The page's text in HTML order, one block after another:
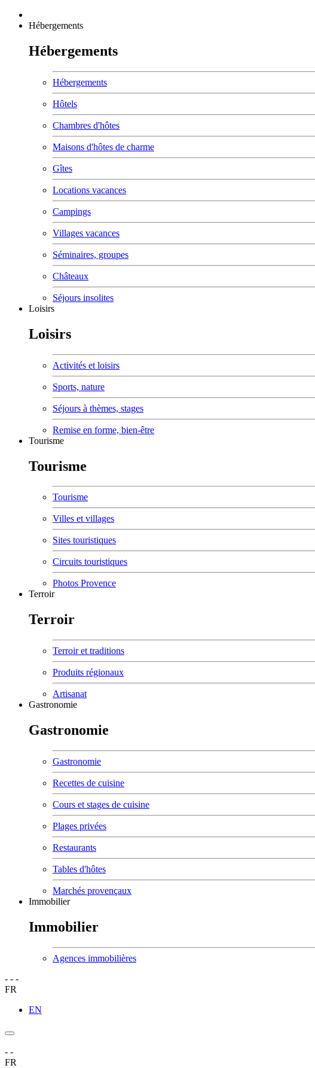
Hébergements
Hébergements
Hébergements
Hôtels
Chambres d'hôtes
Maisons d'hôtes de charme
Gîtes
Locations vacances
Campings
Villages vacances
Séminaires, groupes
Châteaux
Séjours insolites
Loisirs
Loisirs
Activités et loisirs
Sports, nature
Séjours à thèmes, stages
Remise en forme, bien-être
Tourisme
Tourisme
Tourisme
Villes et villages
Sites touristiques
Circuits touristiques
Photos Provence
Terroir
Terroir
Terroir et traditions
Produits régionaux
Artisanat
Gastronomie
Gastronomie
Gastronomie
Recettes de cuisine
Cours et stages de cuisine
Plages privées
Restaurants
Tables d'hôtes
Marchés provençaux
Immobilier
Immobilier
Agences immobilières
- - -
FR
EN
- -
FR